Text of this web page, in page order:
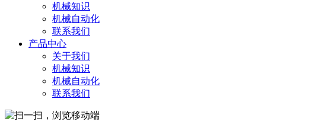
机械知识
机械自动化
联系我们
产品中心
关于我们
机械知识
机械自动化
联系我们